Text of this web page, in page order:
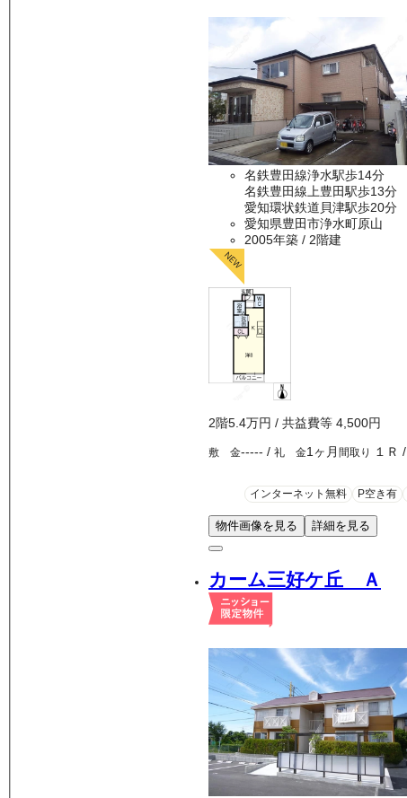
名鉄豊田線浄水駅歩14分
名鉄豊田線上豊田駅歩13分
愛知環状鉄道貝津駅歩20分
愛知県豊田市浄水町原山
2005年築 / 2階建
2階5.4万円 / 共益費等 4,500円
敷 金----- / 礼 金1ヶ月 間取り １Ｒ /
インターネット無料 P空き有
物件画像を見る 詳細を見る
カーム三好ケ丘 Ａ